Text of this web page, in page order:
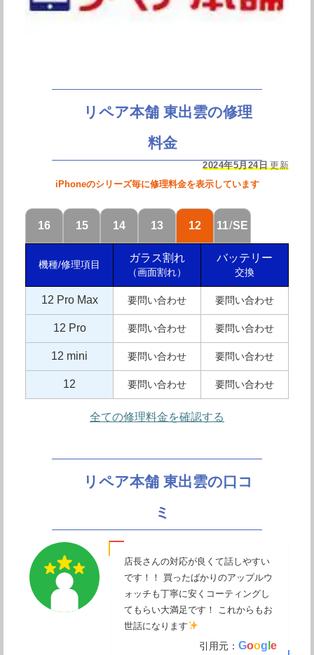
リペア本舗 東出雲の修理
料金
iPhoneのシリーズ毎に修理料金を表示しています
16 15 14 13 12 11/SE
機種/修理項目
ガラス割れ
（画面割れ）
バッテリー
交換
12 Pro Max 要問い合わせ 要問い合わせ
12 Pro 要問い合わせ 要問い合わせ
12 mini 要問い合わせ 要問い合わせ
12 要問い合わせ 要問い合わせ
2024年5月24日 更新
全ての修理料金を確認する
リペア本舗 東出雲の口コ
ミ
店長さんの対応が良くて話しやすい
です！！ 買ったばかりのアップルウ
ォッチも丁寧に安くコーティングし
てもらい大満足です！ これからもお
世話になります
引用元： Goog e